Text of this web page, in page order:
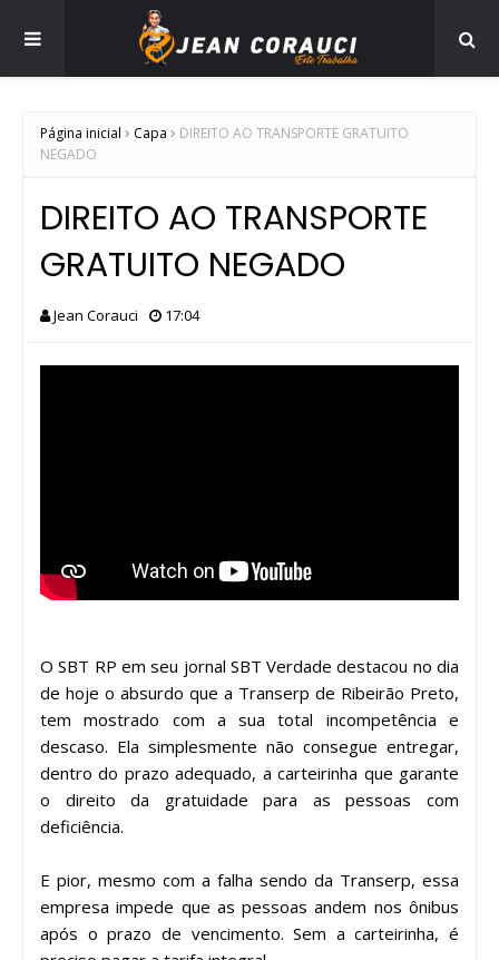
Página inicial Capa
DIREITO AO TRANSPORTE GRATUITO
NEGADO
DIREITO AO TRANSPORTE
GRATUITO NEGADO
Jean Corauci 17:04
O SBT RP em seu jornal SBT Verdade destacou no dia
de hoje o absurdo que a Transerp de Ribeirão Preto,
tem mostrado com a sua total incompetência e
descaso. Ela simplesmente não consegue entregar,
dentro do prazo adequado, a carteirinha que garante
o direito da gratuidade para as pessoas com
deficiência.
E pior, mesmo com a falha sendo da Transerp, essa
empresa impede que as pessoas andem nos ônibus
após o prazo de vencimento. Sem a carteirinha, é